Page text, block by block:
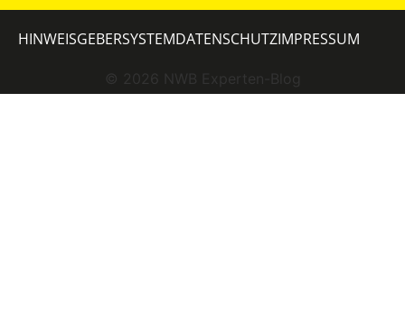
© 2026 NWB Experten-Blog
HINWEISGEBERSYSTEMDATENSCHUTZIMPRESSUM